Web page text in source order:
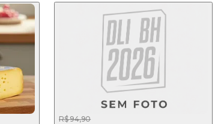
R$ 94,90